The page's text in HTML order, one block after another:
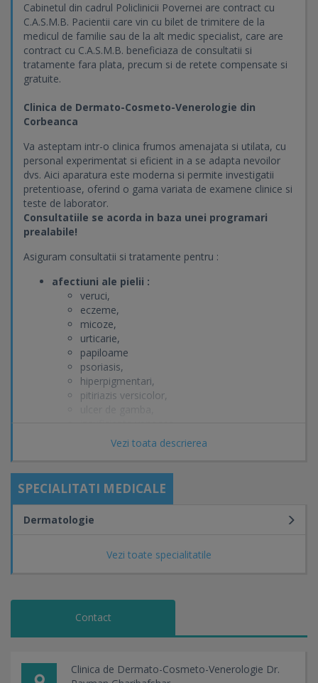
Vezi toata descrierea
Cabinetul din cadrul Policlinicii Povernei are contract cu
C.A.S.M.B. Pacientii care vin cu bilet de trimitere de la
medicul de familie sau de la alt medic specialist, care are
contract cu C.A.S.M.B. beneficiaza de consultatii si
tratamente fara plata, precum si de retete compensate si
gratuite.
Clinica de Dermato-Cosmeto-Venerologie din
Corbeanca
Va asteptam intr-o clinica frumos amenajata si utilata, cu
personal experimentat si eficient in a se adapta nevoilor
dvs. Aici aparatura este moderna si permite investigatii
pretentioase, oferind o gama variata de examene clinice si
teste de laborator.
Consultatiile se acorda in baza unei programari
prealabile!
Asiguram consultatii si tratamente pentru :
afectiuni ale pielii :
veruci,
eczeme,
micoze,
urticarie,
papiloame
psoriasis,
hiperpigmentari,
pitiriazis versicolor,
granuloame unghiale,
panaritiu,
onicomicoze, etc.
afectiuni ale parului:
caderea parului,
dermatite seboreice, etc
vegetatii,
candidoza,
uretrite, etc.
SPECIALITATI MEDICALE
Vezi toate specialitatile
Dermatologie
Contact
Clinica de Dermato-Cosmeto-Venerologie Dr.